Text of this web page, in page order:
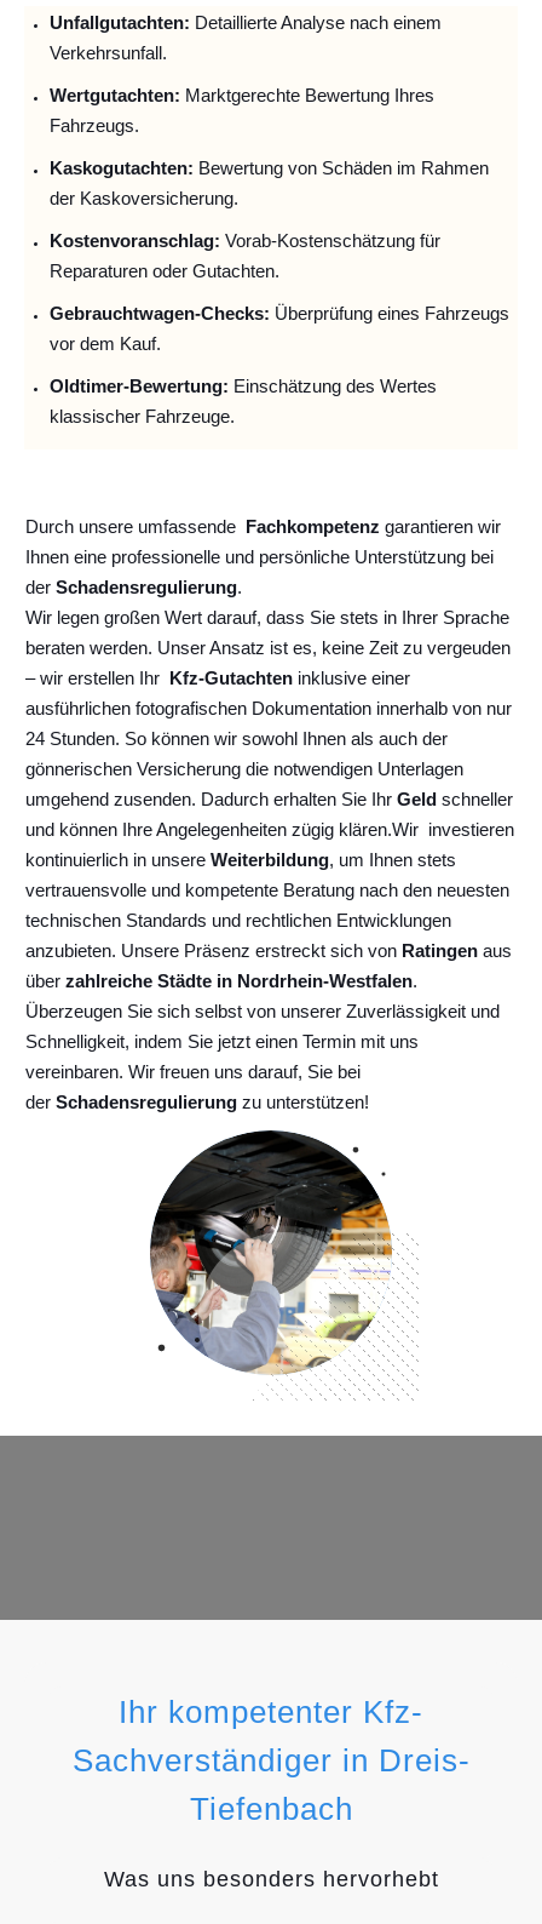
Unfallgutachten: Detaillierte Analyse nach einem
Verkehrsunfall.
Wertgutachten: Marktgerechte Bewertung Ihres
Fahrzeugs.
Kaskogutachten: Bewertung von Schäden im Rahmen
der Kaskoversicherung.
Kostenvoranschlag: Vorab-Kostenschätzung für
Reparaturen oder Gutachten.
Gebrauchtwagen-Checks: Überprüfung eines Fahrzeugs
vor dem Kauf.
Oldtimer-Bewertung: Einschätzung des Wertes
klassischer Fahrzeuge.
Durch unsere umfassende Fachkompetenz garantieren wir
Ihnen eine professionelle und persönliche Unterstützung bei
der Schadensregulierung.
Wir legen großen Wert darauf, dass Sie stets in Ihrer Sprache
beraten werden. Unser Ansatz ist es, keine Zeit zu vergeuden
– wir erstellen Ihr Kfz-Gutachten inklusive einer
ausführlichen fotografischen Dokumentation innerhalb von nur
24 Stunden. So können wir sowohl Ihnen als auch der
gönnerischen Versicherung die notwendigen Unterlagen
umgehend zusenden. Dadurch erhalten Sie Ihr Geld schneller
und können Ihre Angelegenheiten zügig klären.Wir investieren
kontinuierlich in unsere Weiterbildung, um Ihnen stets
vertrauensvolle und kompetente Beratung nach den neuesten
technischen Standards und rechtlichen Entwicklungen
anzubieten. Unsere Präsenz erstreckt sich von Ratingen aus
über zahlreiche Städte in Nordrhein-Westfalen.
Überzeugen Sie sich selbst von unserer Zuverlässigkeit und
Schnelligkeit, indem Sie jetzt einen Termin mit uns
vereinbaren. Wir freuen uns darauf, Sie bei
der Schadensregulierung zu unterstützen!
Ihr kompetenter Kfz-
Sachverständiger in Dreis-
Tiefenbach
Was uns besonders hervorhebt